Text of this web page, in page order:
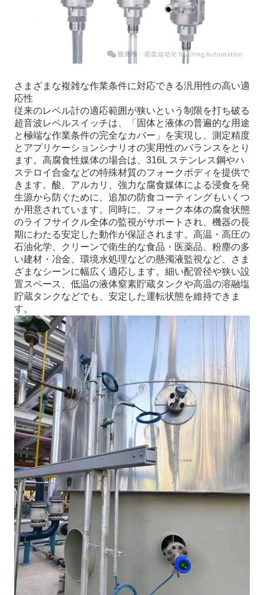
さまざまな複雑な作業条件に対応できる汎用性の高い適
応性
従来のレベル計の適応範囲が狭いという制限を打ち破る
超音波レベルスイッチは、「固体と液体の普遍的な用途
と極端な作業条件の完全なカバー」を実現し、測定精度
とアプリケーションシナリオの実用性のバランスをとり
ます。高腐食性媒体の場合は、316L ステンレス鋼やハ
ステロイ合金などの特殊材質のフォークボディを提供で
きます。酸、アルカリ、強力な腐食媒体による浸食を発
生源から防ぐために、追加の防食コーティングもいくつ
か用意されています。同時に、フォーク本体の腐食状態
のライフサイクル全体の監視がサポートされ、機器の長
期にわたる安定した動作が保証されます。高温・高圧の
石油化学、クリーンで衛生的な食品・医薬品、粉塵の多
い建材・冶金、環境水処理などの懸濁液監視など、さま
ざまなシーンに幅広く適応します。細い配管径や狭い設
置スペース、低温の液体窒素貯蔵タンクや高温の溶融塩
貯蔵タンクなどでも、安定した運転状態を維持できま
す。